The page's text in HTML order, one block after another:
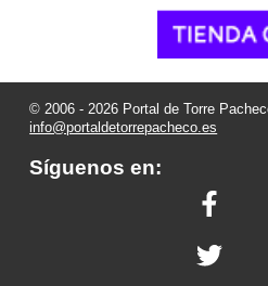
© 2006 - 2026 Portal de Torre
info@portaldetorrepacheco.es
Síguenos en: